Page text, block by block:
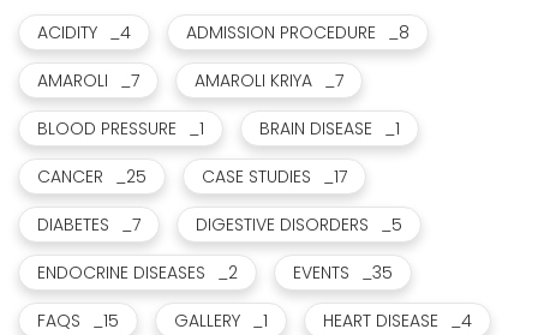
ACIDITY _4 ADMISSION PROCEDURE
_8
AMAROLI
_7 AMAROLI KRIYA
_7
BLOOD PRESSURE
_1 BRAIN DISEASE
_1
CANCER
_25 CASE STUDIES
_17
DIABETES
_7 DIGESTIVE DISORDERS
_5
ENDOCRINE DISEASES
_2 EVENTS
_35
FAQS
_15 GALLERY _1 HEART DISEASE _4